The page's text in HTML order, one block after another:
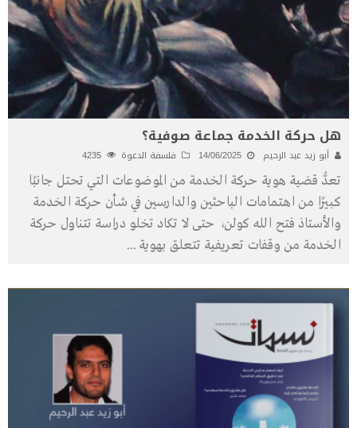
هل حركة الخدمة جماعة صوفية؟
أبو زيد عبد الرحيم 14/06/2025 فلسفة الدعوة
تعدُّ قضية هوية حركة الخدمة من الموضوعات التي تحتل جانبًا
كبيرًا من اهتمامات الباحثين والدارسين في شأن حركة الخدمة
والأستاذ فتح الله كولن، حتى لا تكاد تخلو دراسة تتناول حركة
الخدمة من وقفات تعريفية تتعلق بهوية ...